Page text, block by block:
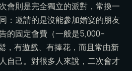
會則是完全獨立的派對，常換一
：邀請的是沒能參加婚宴的朋友
的固定會費（一般是5,000–
，有遊戲、有捧花，而且常由新
自己。對很多人來說，二次會才